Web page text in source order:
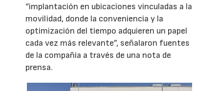
“implantación en ubicaciones vinculadas a la
movilidad, donde la conveniencia y la
optimización del tiempo adquieren un papel
cada vez más relevante”, señalaron fuentes
de la compañía a través de una nota de
prensa.